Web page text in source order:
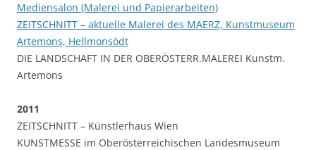
Mediensalon (Malerei und Papierarbeiten)
ZEITSCHNITT – aktuelle Malerei des MAERZ, Kunstmuseum
Artemons, Hellmonsödt
DIE LANDSCHAFT IN DER OBERÖSTERR.MALEREI Kunstm.
Artemons
2011
ZEITSCHNITT – Künstlerhaus Wien
KUNSTMESSE im Oberösterreichischen Landesmuseum